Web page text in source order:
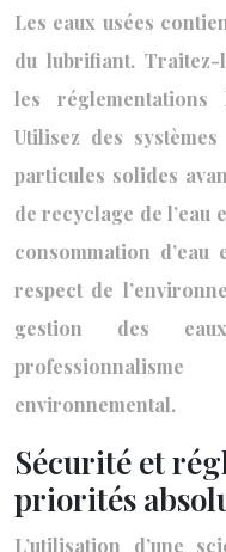
Les eaux usées
du lubrifiant.
les réglementations
Utilisez des
particules solides
de recyclage de l’eau
consommation d’eau
respect de
gestion des
environnemental.
Sécurité et
priorités
L’utilisation d’une